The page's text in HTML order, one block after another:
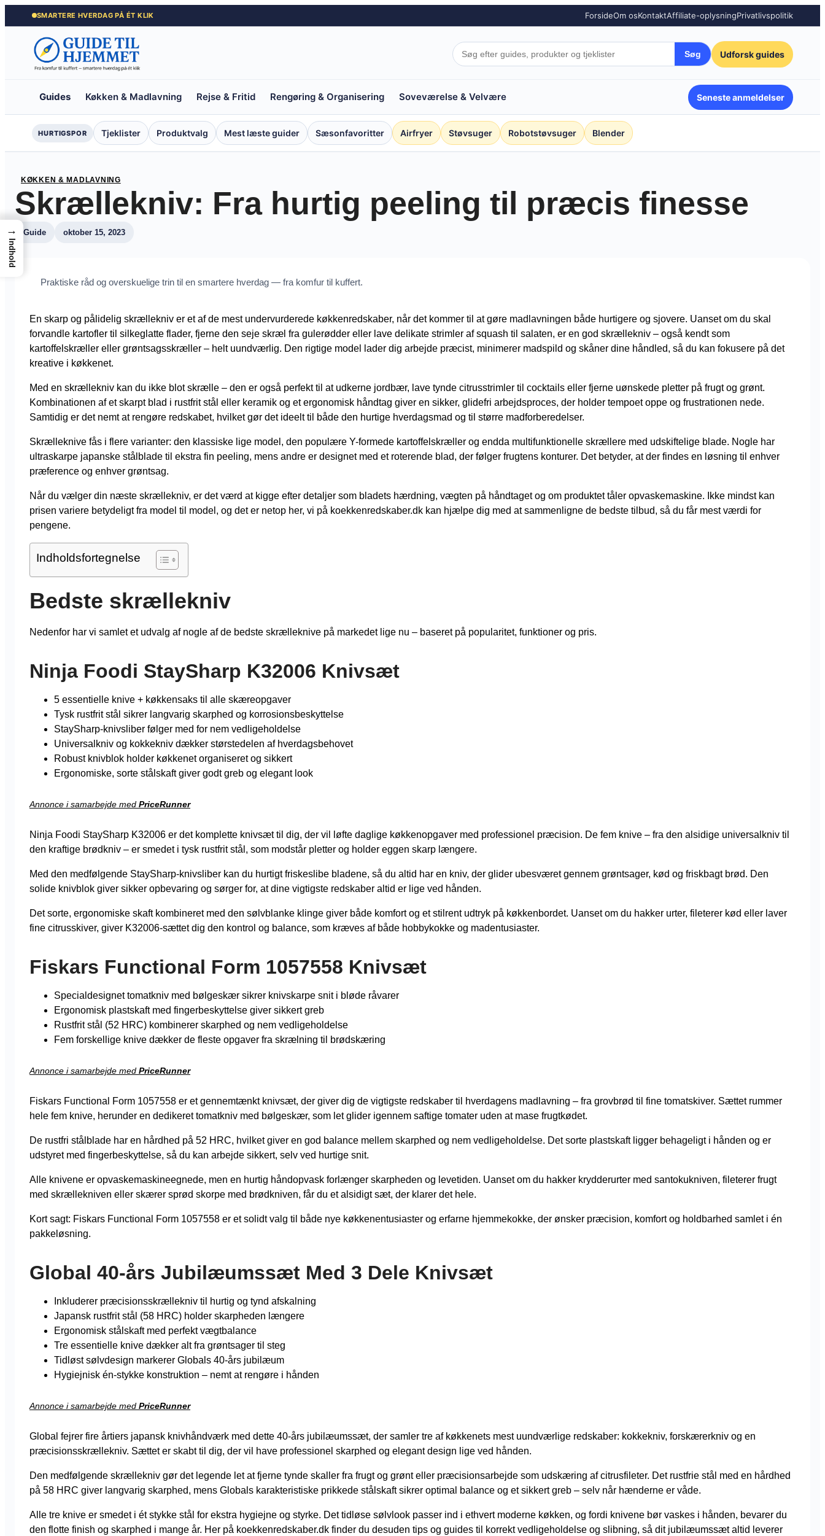
Spring
til
indhold
SMARTERE HVERDAG PÅ ÉT KLIK ForsideOm osKontaktAffiliate-oplysningPrivatlivspolitik
Søg Udforsk guides
Guides Køkken & Madlavning Rejse & Fritid Rengøring & Organisering Soveværelse & Velvære Seneste anmeldelser
HURTIGSPOR Tjeklister Produktvalg Mest læste guider Sæsonfavoritter Airfryer Støvsuger Robotstøvsuger Blender
KØKKEN & MADLAVNING
Skrællekniv: Fra hurtig peeling til præcis finesse
Guide oktober 15, 2023
Praktiske råd og overskuelige trin til en smartere hverdag — fra komfur til kuffert.
En skarp og pålidelig skrællekniv er et af de mest undervurderede køkkenredskaber, når det kommer til at gøre madlavningen både hurtigere og sjovere. Uanset om du skal
forvandle kartofler til silkeglatte flader, fjerne den seje skræl fra gulerødder eller lave delikate strimler af squash til salaten, er en god skrællekniv – også kendt som
kartoffelskræller eller grøntsagsskræller – helt uundværlig. Den rigtige model lader dig arbejde præcist, minimerer madspild og skåner dine håndled, så du kan fokusere på det
kreative i køkkenet.
Med en skrællekniv kan du ikke blot skrælle – den er også perfekt til at udkerne jordbær, lave tynde citrusstrimler til cocktails eller fjerne uønskede pletter på frugt og grønt.
Kombinationen af et skarpt blad i rustfrit stål eller keramik og et ergonomisk håndtag giver en sikker, glidefri arbejdsproces, der holder tempoet oppe og frustrationen nede.
Samtidig er det nemt at rengøre redskabet, hvilket gør det ideelt til både den hurtige hverdagsmad og til større madforberedelser.
Skrælleknive fås i flere varianter: den klassiske lige model, den populære Y-formede kartoffelskræller og endda multifunktionelle skrællere med udskiftelige blade. Nogle har
ultraskarpe japanske stålblade til ekstra fin peeling, mens andre er designet med et roterende blad, der følger frugtens konturer. Det betyder, at der findes en løsning til enhver
præference og enhver grøntsag.
Når du vælger din næste skrællekniv, er det værd at kigge efter detaljer som bladets hærdning, vægten på håndtaget og om produktet tåler opvaskemaskine. Ikke mindst kan
prisen variere betydeligt fra model til model, og det er netop her, vi på koekkenredskaber.dk kan hjælpe dig med at sammenligne de bedste tilbud, så du får mest værdi for
pengene.
Indholdsfortegnelse
Bedste skrællekniv
Nedenfor har vi samlet et udvalg af nogle af de bedste skrælleknive på markedet lige nu – baseret på popularitet, funktioner og pris.
Ninja Foodi StaySharp K32006 Knivsæt
5 essentielle knive + køkkensaks til alle skæreopgaver
Tysk rustfrit stål sikrer langvarig skarphed og korrosions­beskyttelse
StaySharp-knivsliber følger med for nem vedligeholdelse
Universalkniv og kokkekniv dækker størstedelen af hverdagsbehovet
Robust knivblok holder køkkenet organiseret og sikkert
Ergonomiske, sorte stålskaft giver godt greb og elegant look
Annonce i samarbejde med PriceRunner
Ninja Foodi StaySharp K32006 er det komplette knivsæt til dig, der vil løfte daglige køkkenopgaver med professionel præcision. De fem knive – fra den alsidige universalkniv til
den kraftige brødkniv – er smedet i tysk rustfrit stål, som modstår pletter og holder eggen skarp længere.
Med den medfølgende StaySharp-knivsliber kan du hurtigt friskeslibe bladene, så du altid har en kniv, der glider ubesværet gennem grøntsager, kød og friskbagt brød. Den
solide knivblok giver sikker opbevaring og sørger for, at dine vigtigste redskaber altid er lige ved hånden.
Det sorte, ergonomiske skaft kombineret med den sølvblanke klinge giver både komfort og et stilrent udtryk på køkkenbordet. Uanset om du hakker urter, fileterer kød eller laver
fine citrusskiver, giver K32006-sættet dig den kontrol og balance, som kræves af både hobbykokke og madentusiaster.
Fiskars Functional Form 1057558 Knivsæt
Specialdesignet tomatkniv med bølgeskær sikrer knivskarpe snit i bløde råvarer
Ergonomisk plastskaft med fingerbeskyttelse giver sikkert greb
Rustfrit stål (52 HRC) kombinerer skarphed og nem vedligeholdelse
Fem forskellige knive dækker de fleste opgaver fra skrælning til brødskæring
Annonce i samarbejde med PriceRunner
Fiskars Functional Form 1057558 er et gennemtænkt knivsæt, der giver dig de vigtigste redskaber til hverdagens madlavning – fra grovbrød til fine tomatskiver. Sættet rummer
hele fem knive, herunder en dedikeret tomatkniv med bølgeskær, som let glider igennem saftige tomater uden at mase frugtkødet.
De rustfri stålblade har en hårdhed på 52 HRC, hvilket giver en god balance mellem skarphed og nem vedligeholdelse. Det sorte plastskaft ligger behageligt i hånden og er
udstyret med fingerbeskyttelse, så du kan arbejde sikkert, selv ved hurtige snit.
Alle knivene er opvaskemaskineegnede, men en hurtig håndopvask forlænger skarpheden og levetiden. Uanset om du hakker krydderurter med santokukniven, fileterer frugt
med skrællekniven eller skærer sprød skorpe med brødkniven, får du et alsidigt sæt, der klarer det hele.
Kort sagt: Fiskars Functional Form 1057558 er et solidt valg til både nye køkkenentusiaster og erfarne hjemmekokke, der ønsker præcision, komfort og holdbarhed samlet i én
pakkeløsning.
Global 40-års Jubilæumssæt Med 3 Dele Knivsæt
Inkluderer præcisionsskrællekniv til hurtig og tynd afskalning
Japansk rustfrit stål (58 HRC) holder skarpheden længere
Ergonomisk stålskaft med perfekt vægtbalance
Tre essentielle knive dækker alt fra grøntsager til steg
Tidløst sølvdesign markerer Globals 40-års jubilæum
Hygiejnisk én-stykke konstruktion – nemt at rengøre i hånden
Annonce i samarbejde med PriceRunner
Global fejrer fire årtiers japansk knivhåndværk med dette 40-års jubilæumssæt, der samler tre af køkkenets mest uundværlige redskaber: kokkekniv, forskærerkniv og en
præcisionsskrællekniv. Sættet er skabt til dig, der vil have professionel skarphed og elegant design lige ved hånden.
Den medfølgende skrællekniv gør det legende let at fjerne tynde skaller fra frugt og grønt eller præcisionsarbejde som udskæring af citrusfileter. Det rustfrie stål med en hårdhed
på 58 HRC giver langvarig skarphed, mens Globals karakteristiske prikkede stålskaft sikrer optimal balance og et sikkert greb – selv når hænderne er våde.
Alle tre knive er smedet i ét stykke stål for ekstra hygiejne og styrke. Det tidløse sølvlook passer ind i ethvert moderne køkken, og fordi knivene bør vaskes i hånden, bevarer du
den flotte finish og skarphed i mange år. Her på koekkenredskaber.dk finder du desuden tips og guides til korrekt vedligeholdelse og slibning, så dit jubilæumssæt altid leverer
→
Indhold